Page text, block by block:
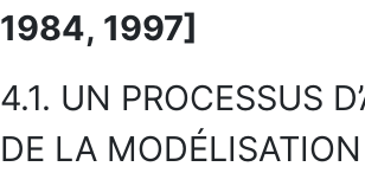
1984, 1997]
4.1. UN PROCESSUS
DE LA